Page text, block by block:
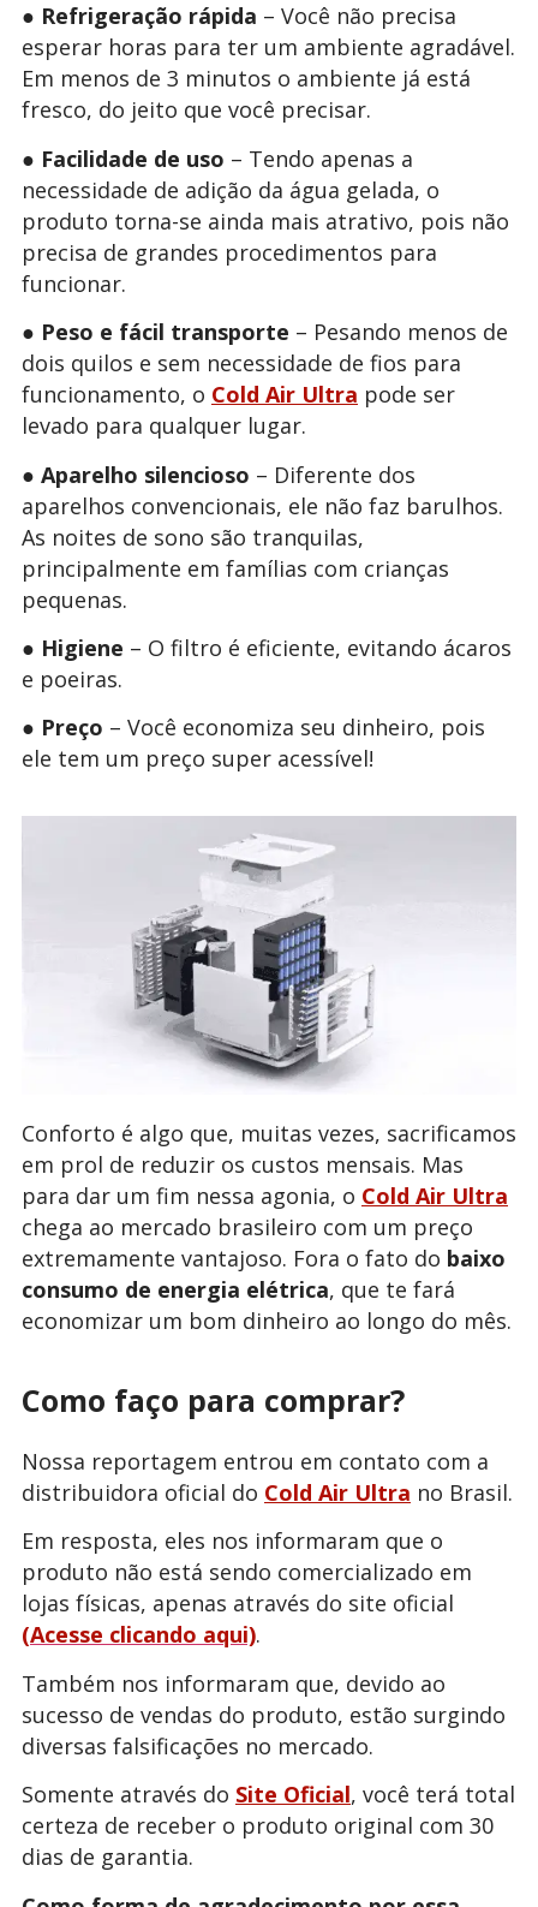
● Refrigeração rápida – Você não precisa
esperar horas para ter um ambiente agradável.
Em menos de 3 minutos o ambiente já está
fresco, do jeito que você precisar.
● Facilidade de uso – Tendo apenas a
necessidade de adição da água gelada, o
produto torna-se ainda mais atrativo, pois não
precisa de grandes procedimentos para
funcionar.
● Peso e fácil transporte – Pesando menos de
dois quilos e sem necessidade de fios para
funcionamento, o Cold Air Ultra pode ser
levado para qualquer lugar.
● Aparelho silencioso – Diferente dos
aparelhos convencionais, ele não faz barulhos.
As noites de sono são tranquilas,
principalmente em famílias com crianças
pequenas.
● Higiene – O filtro é eficiente, evitando ácaros
e poeiras.
● Preço – Você economiza seu dinheiro, pois
ele tem um preço super acessível!
Conforto é algo que, muitas vezes, sacrificamos
em prol de reduzir os custos mensais. Mas
para dar um fim nessa agonia, o Cold Air Ultra
chega ao mercado brasileiro com um preço
extremamente vantajoso. Fora o fato do baixo
consumo de energia elétrica, que te fará
economizar um bom dinheiro ao longo do mês.
Como faço para comprar?
Nossa reportagem entrou em contato com a
distribuidora oficial do Cold Air Ultra no Brasil.
Em resposta, eles nos informaram que o
produto não está sendo comercializado em
lojas físicas, apenas através do site oficial
(Acesse clicando aqui).
Também nos informaram que, devido ao
sucesso de vendas do produto, estão surgindo
diversas falsificações no mercado.
Somente através do Site Oficial, você terá total
certeza de receber o produto original com 30
dias de garantia.